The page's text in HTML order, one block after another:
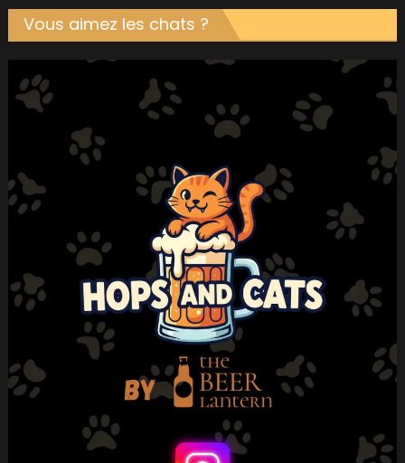
Vous aimez les chats ?